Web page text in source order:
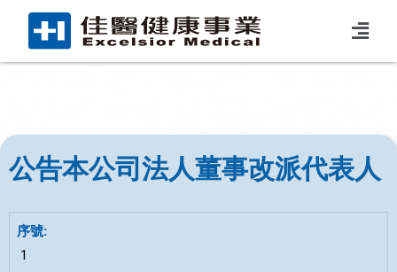
公告本公司法人董事改派代表人
1